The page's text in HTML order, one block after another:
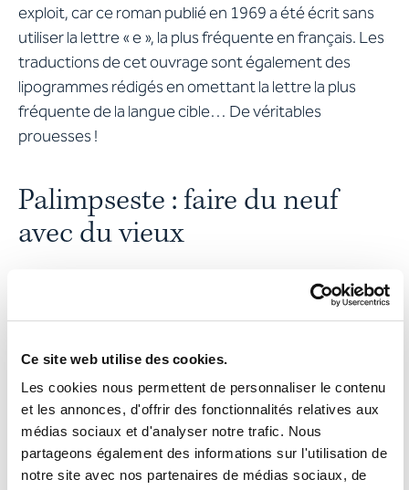
Ce site web utilise des cookies.
Les cookies nous permettent de personnaliser le contenu
et les annonces, d'offrir des fonctionnalités relatives aux
médias sociaux et d'analyser notre trafic. Nous
partageons également des informations sur l'utilisation de
notre site avec nos partenaires de médias sociaux, de
exploit, car ce roman publié en 1969 a été écrit sans
utiliser la lettre « e », la plus fréquente en français. Les
traductions de cet ouvrage sont également des
lipogrammes rédigés en omettant la lettre la plus
fréquente de la langue cible… De véritables
prouesses !
Palimpseste : faire du neuf
avec du vieux
Ce mot devrait ravir toutes les personnes adeptes du
recyclage. Il désigne en effet un manuscrit sur
(en le grattant, par exemple) pour y écrire de
nouveau. Cette pratique fut courante au Moyen Âge,
notamment entre le VIIe et le XIIe siècle, car à
l’époque, les monastères occidentaux ne pouvaient
plus compter sur les importations de papyrus du fait
de la domination musulmane en Égypte. On utilise